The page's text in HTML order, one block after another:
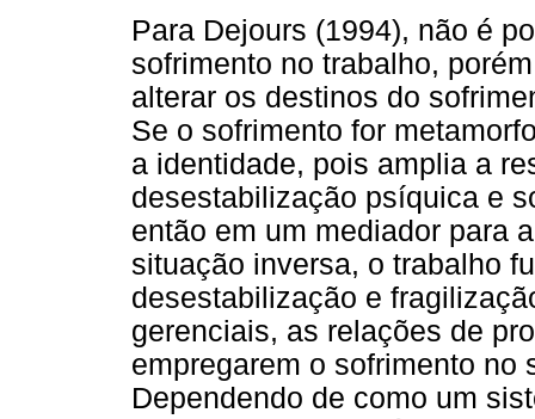
Para Dejours (1994), não é
sofrimento no trabalho,
alterar os destinos do
Se o sofrimento for
a identidade, pois amplia a
desestabilização psíquica e
então em um mediador para
situação inversa, o trabalho
desestabilização e
gerenciais, as relações de
empregarem o sofrimento no
Dependendo de como um